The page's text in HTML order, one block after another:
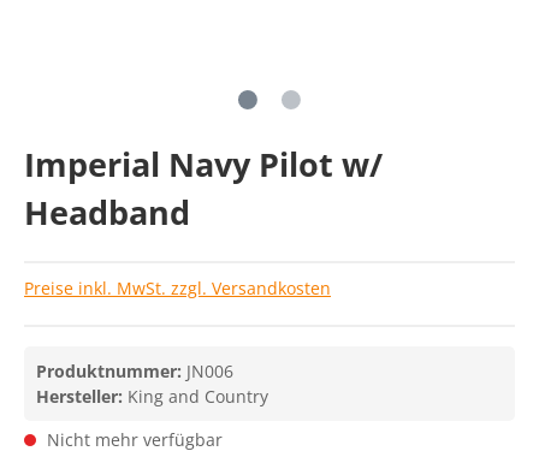
Imperial Navy Pilot w/
Headband
Preise inkl. MwSt. zzgl. Versandkosten
Produktnummer: JN006
Hersteller: King and Country
Nicht mehr verfügbar